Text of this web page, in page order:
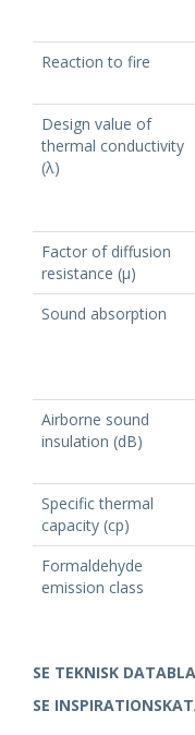
Reaction to fire
Design value of
thermal conductivity
(λ)
Factor of diffusion
resistance (μ)
Sound absorption
Airborne sound
insulation (dB)
Specific thermal
capacity (cp)
Formaldehyde
emission class
SE TEKNISK
SE